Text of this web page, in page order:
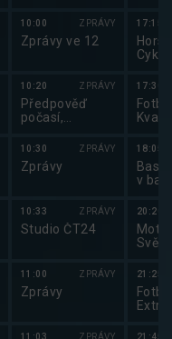
10:00 ZPRÁVY
Zprávy ve 12
10:20 ZPRÁVY
Předpověď
počasí,
zprávy
10:30 ZPRÁVY
Zprávy
10:33 ZPRÁVY
Studio ČT24
11:00 ZPRÁVY
Zprávy
11:03 ZPRÁVY
17:15
17:30
2026
18:05
v
20:20
Svět
21:25
21:45